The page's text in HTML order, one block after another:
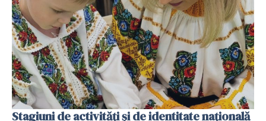
Stagiuni de activități și de identitate națională